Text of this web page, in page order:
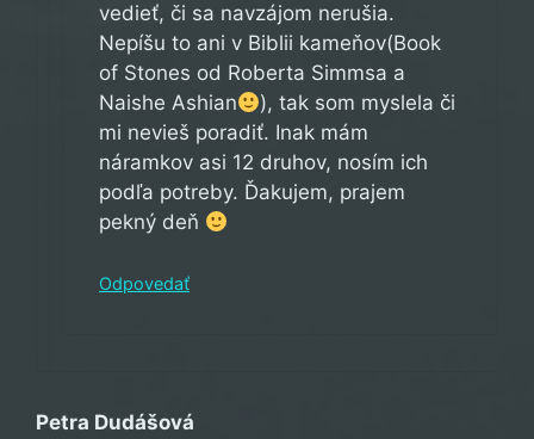
vedieť, či sa navzájom nerušia.
Nepíšu to ani v Biblii kameňov(Book
of Stones od Roberta Simmsa a
Naishe Ashian
), tak som myslela či
mi nevieš poradiť. Inak mám
náramkov asi 12 druhov, nosím ich
podľa potreby. Ďakujem, prajem
pekný deň
Odpovedať
Petra Dudášová